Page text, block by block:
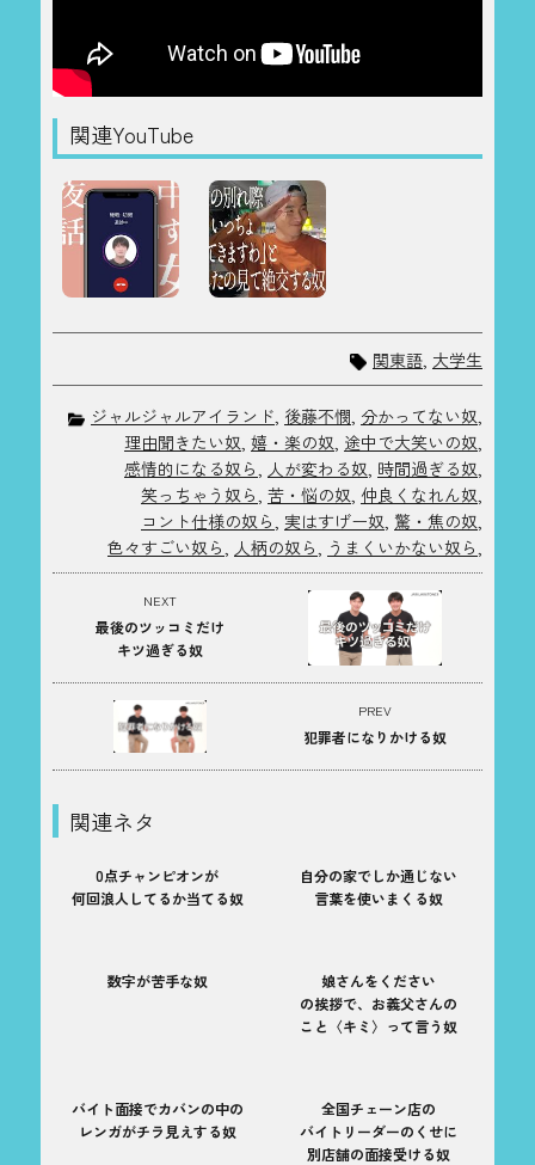
関連YouTube
関東語 大学生
ジャルジャルアイランド, 後藤不憫, 分かってない奴,
理由聞きたい奴, 嬉・楽の奴, 途中で大笑いの奴,
感情的になる奴ら, 人が変わる奴, 時間過ぎる奴,
笑っちゃう奴ら, 苦・悩の奴, 仲良くなれん奴,
コント仕様の奴ら, 実はすげー奴, 驚・焦の奴,
色々すごい奴ら, 人柄の奴ら, うまくいかない奴ら,
PREV
犯罪者になりかける奴
NEXT
最後のツッコミだけ
キツ過ぎる奴
関連ネタ
0点チャンピオンが
何回浪人してるか当てる奴
自分の家でしか通じない
言葉を使いまくる奴
数字が苦手な奴
娘さんをください
の挨拶で、お義父さんの
こと〈キミ〉って言う奴
バイト面接でカバンの中の
レンガがチラ見えする奴
全国チェーン店の
バイトリーダーのくせに
別店舗の面接受ける奴